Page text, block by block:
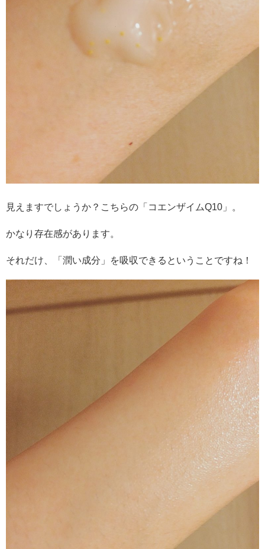
見えますでしょうか？こちらの「コエンザイムQ10」。
かなり存在感があります。
それだけ、「潤い成分」を吸収できるということですね！